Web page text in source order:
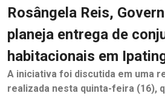
Rosângela Reis,
planeja entrega de
habitacionais em
A iniciativa foi discutida em uma
realizada nesta quinta-feira (16),